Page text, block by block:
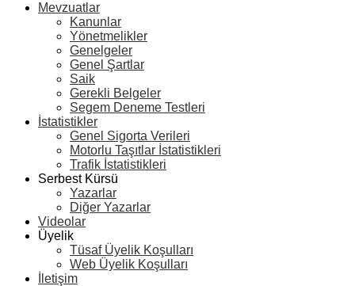
Mevzuatlar
Kanunlar
Yönetmelikler
Genelgeler
Genel Şartlar
Saik
Gerekli Belgeler
Segem Deneme Testleri
İstatistikler
Genel Sigorta Verileri
Motorlu Taşıtlar İstatistikleri
Trafik İstatistikleri
Serbest Kürsü
Yazarlar
Diğer Yazarlar
Videolar
Üyelik
Tüsaf Üyelik Koşulları
Web Üyelik Koşulları
İletişim